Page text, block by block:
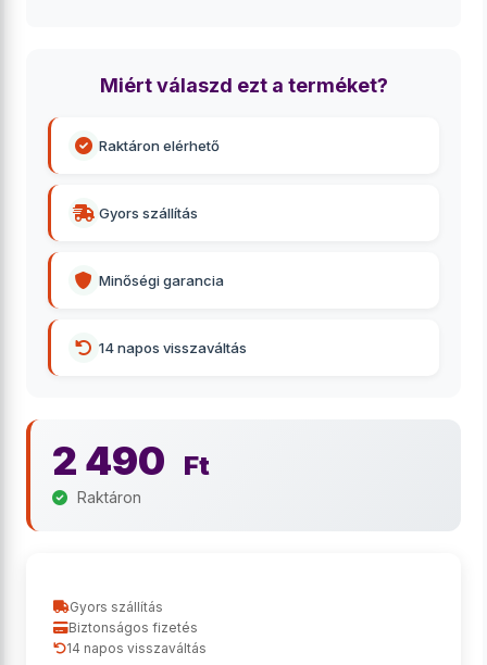
Miért válaszd ezt a terméket?
Raktáron elérhető
Gyors szállítás
Minőségi garancia
14 napos visszaváltás
2 490 Ft
Raktáron
Gyors szállítás
Biztonságos fizetés
14 napos visszaváltás